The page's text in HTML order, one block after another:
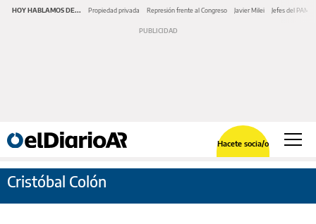
HOY HABLAMOS DE... Propiedad privada Represión frente al Congreso Javier Milei Jefes del PAMI
Hacete socia/o
Cristóbal Colón